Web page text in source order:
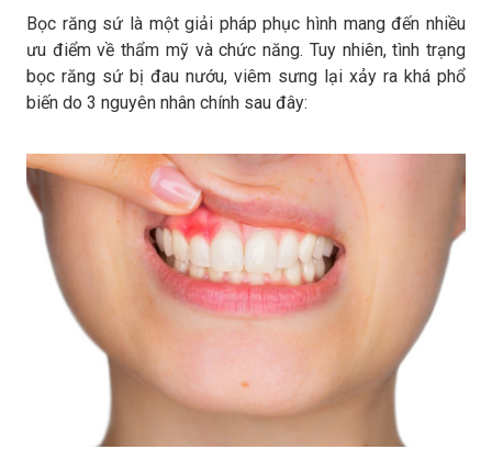
Bọc răng sứ là một giải pháp phục hình mang đến nhiều
ưu điểm về thẩm mỹ và chức năng. Tuy nhiên, tình trạng
bọc răng sứ bị đau nướu, viêm sưng lại xảy ra khá phổ
biến do 3 nguyên nhân chính sau đây: